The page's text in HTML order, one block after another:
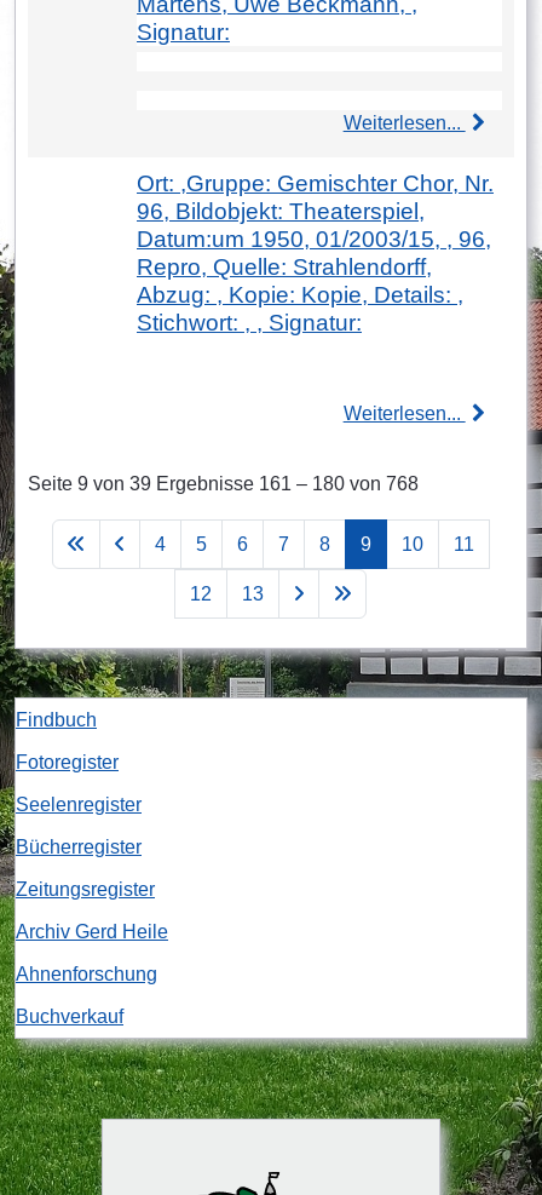
Signatur:
Weiterlesen...
Ort: ,Gruppe: Gemischter Chor, Nr.
96, Bildobjekt: Theaterspiel,
Datum:um 1950, 01/2003/15, , 96,
Repro, Quelle: Strahlendorff,
Abzug: , Kopie: Kopie, Details: ,
Stichwort: , , Signatur:
Weiterlesen...
Seite 9 von 39 Ergebnisse 161 – 180 von 768
4 5 6 7 8 9 10 11
12 13
Findbuch
Fotoregister
Seelenregister
Bücherregister
Zeitungsregister
Archiv Gerd Heile
Ahnenforschung
Buchverkauf